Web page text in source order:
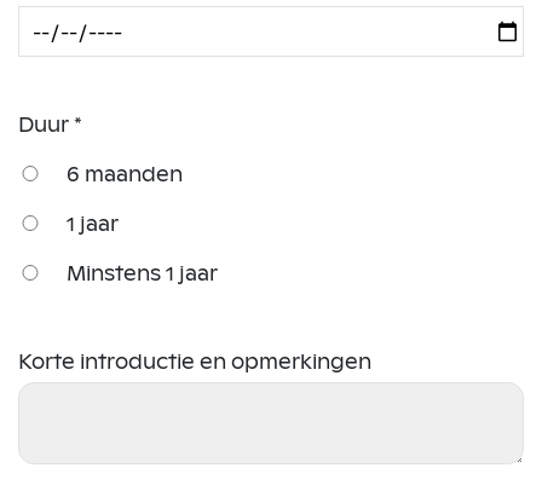
Duur *
6 maanden
1 jaar
Minstens 1 jaar
Korte introductie en opmerkingen